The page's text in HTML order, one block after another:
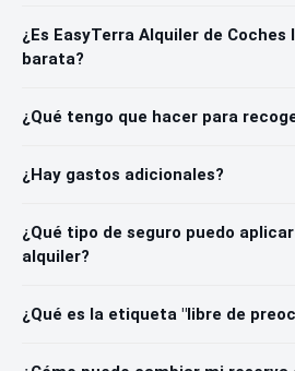
¿Es EasyTerra Alquiler de Coches
barata?
¿Qué tengo que hacer para
¿Hay gastos adicionales?
¿Qué tipo de seguro puedo
alquiler?
¿Qué es la etiqueta "libre de